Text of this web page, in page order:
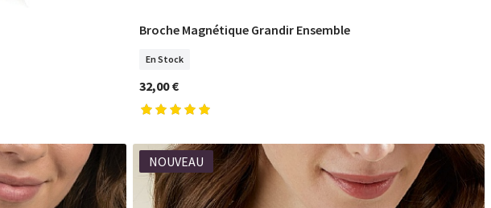
COMMANDER
Broche Magnétique Grandir Ensemble
En Stock
32,00 €
NOUVEAU